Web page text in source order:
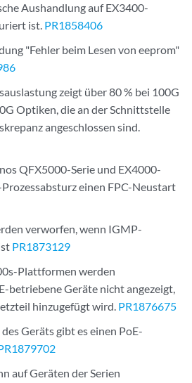
Aushandlung auf EX3400-
ist. PR1858406
"Fehler beim Lesen von eeprom"
zeigt über 80 % bei 100G
Optiken, die an der Schnittstelle
angeschlossen sind.
QFX5000-Serie und EX4000-
Prozessabsturz einen FPC-Neustart
verworfen, wenn IGMP-
PR1873129
Plattformen werden
betriebene Geräte nicht angezeigt,
hinzugefügt wird. PR1876675
Geräts gibt es einen PoE-
auf Geräten der Serien